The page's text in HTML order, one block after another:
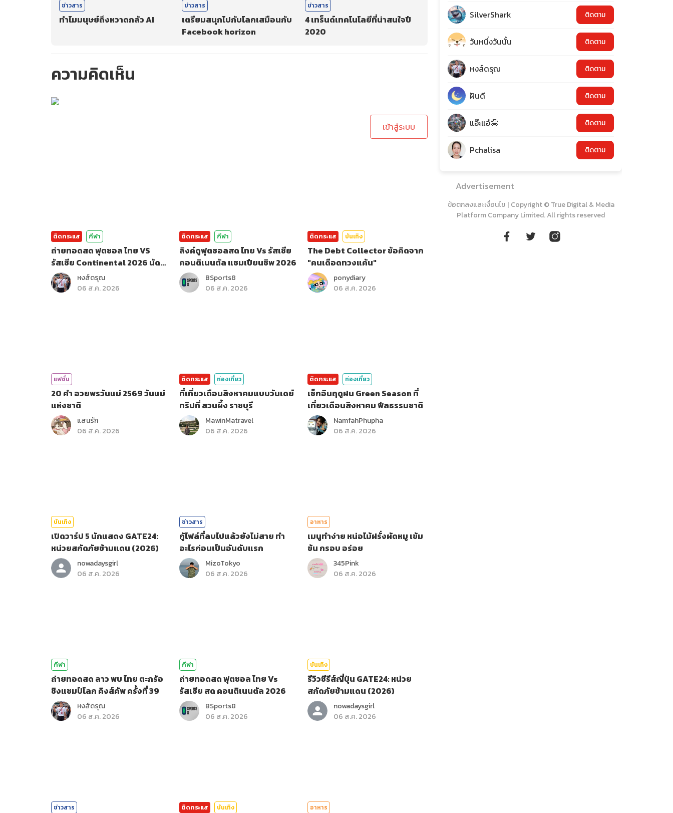
ข่าวสาร
ทำไมมนุษย์ถึงหวาดกลัว AI
ข่าวสาร
เตรียมสนุกไปกับโลกเสมือนกับ
Facebook horizon
ข่าวสาร
4 เทร็นด์เทคโนโลยีที่น่าสนใจปี
2020
ความคิดเห็น
เข้าสู่ระบบ
ติดกระแส กีฬา
ถ่ายทอดสด ฟุตซอล ไทย VS
รัสเซีย Continental 2026 นัด
สุดท้าย
หงส์ดรุณ
06 ส.ค. 2026
ติดกระแส กีฬา
ลิงค์ดูฟุตซอลสด ไทย Vs รัสเซีย
คอนติเนนตัล แชมเปียนชิพ 2026
BSports8
06 ส.ค. 2026
ติดกระแส บันเทิง
The Debt Collector ข้อคิดจาก
"คนเดือดทวงแค้น"
ponydiary
06 ส.ค. 2026
แฟชั่น
20 คำ อวยพรวันแม่ 2569 วันแม่
แห่งชาติ
แสนรัก
06 ส.ค. 2026
ติดกระแส ท่องเที่ยว
ที่เที่ยวเดือนสิงหาคมแบบวันเดย์
ทริปที่ สวนผึ้ง ราชบุรี
MawinMatravel
06 ส.ค. 2026
ติดกระแส ท่องเที่ยว
เช็กอินฤดูฝน Green Season ที่
เที่ยวเดือนสิงหาคม ฟีลธรรมชาติ
NamfahPhupha
06 ส.ค. 2026
บันเทิง
เปิดวาร์ป 5 นักแสดง GATE24:
หน่วยสกัดภัยข้ามแดน (2026)
nowadaysgirl
06 ส.ค. 2026
ข่าวสาร
กู้ไฟล์ที่ลบไปแล้วยังไม่สาย ทำ
อะไรก่อนเป็นอันดับแรก
MizoTokyo
06 ส.ค. 2026
อาหาร
เมนูทำง่าย หน่อไม้ฝรั่งผัดหมู เข้ม
ข้น กรอบ อร่อย
345Pink
06 ส.ค. 2026
กีฬา
ถ่ายทอดสด ลาว พบ ไทย ตะกร้อ
ชิงแชมป์โลก คิงส์คัพ ครั้งที่ 39
หงส์ดรุณ
06 ส.ค. 2026
กีฬา
ถ่ายทอดสด ฟุตซอล ไทย Vs
รัสเซีย สด คอนติเนนตัล 2026
BSports8
06 ส.ค. 2026
บันเทิง
รีวิวซีรีส์ญี่ปุ่น GATE24: หน่วย
สกัดภัยข้ามแดน (2026)
nowadaysgirl
06 ส.ค. 2026
ข่าวสาร ติดกระแส บันเทิง อาหาร
SilverShark ติดตาม
วันหนึ่งวันนั้น ติดตาม
หงส์ดรุณ ติดตาม
ฝันดี ติดตาม
แอ๊ะแอ๋🤪 ติดตาม
Pchalisa ติดตาม
Advertisement
ข้อตกลงและเงื่อนไข | Copyright © True Digital & Media
Platform Company Limited. All rights reserved